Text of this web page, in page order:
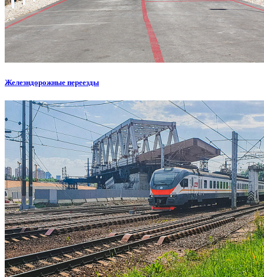
Железндорожные переезды